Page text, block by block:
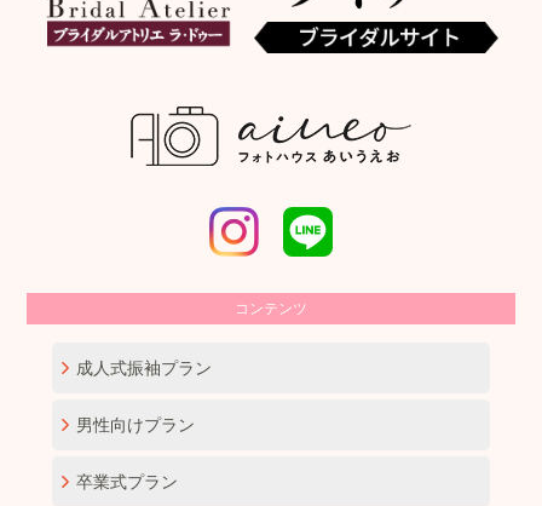
コンテンツ
成人式振袖プラン
男性向けプラン
卒業式プラン